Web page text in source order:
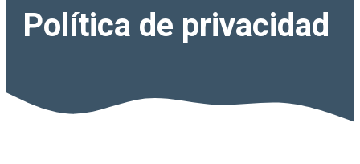
Política de privacidad